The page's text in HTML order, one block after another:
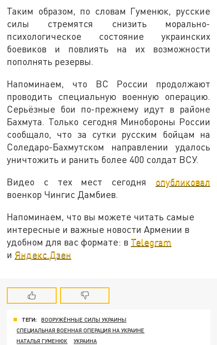
Таким образом, по словам Гуменюк, русские
силы стремятся снизить морально-
психологическое состояние украинских
боевиков и повлиять на их возможности
пополнять резервы.
Напоминаем, что ВС России продолжают
проводить специальную военную операцию.
Серьёзные бои по-прежнему идут в районе
Бахмута. Только сегодня Минобороны России
сообщало, что за сутки русским бойцам на
Соледаро-Бахмутском направлении удалось
уничтожить и ранить более 400 солдат ВСУ.
Видео с тех мест сегодня опубликовал
военкор Чингис Дамбиев.
Напоминаем, что вы можете читать самые
интересные и важные новости Армении в
удобном для вас формате: в Telegram
и Яндекс.Дзен
ТЕГИ:
ВООРУЖЁННЫЕ СИЛЫ УКРАИНЫ
СПЕЦИАЛЬНАЯ ВОЕННАЯ ОПЕРАЦИЯ НА УКРАИНЕ
НАТАЛЬЯ ГУМЕНЮК
УКРАИНА